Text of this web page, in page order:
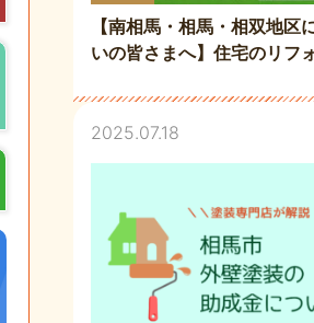
【南相馬・相馬・相双地区
いの皆さまへ】住宅のリフ
2025.07.18